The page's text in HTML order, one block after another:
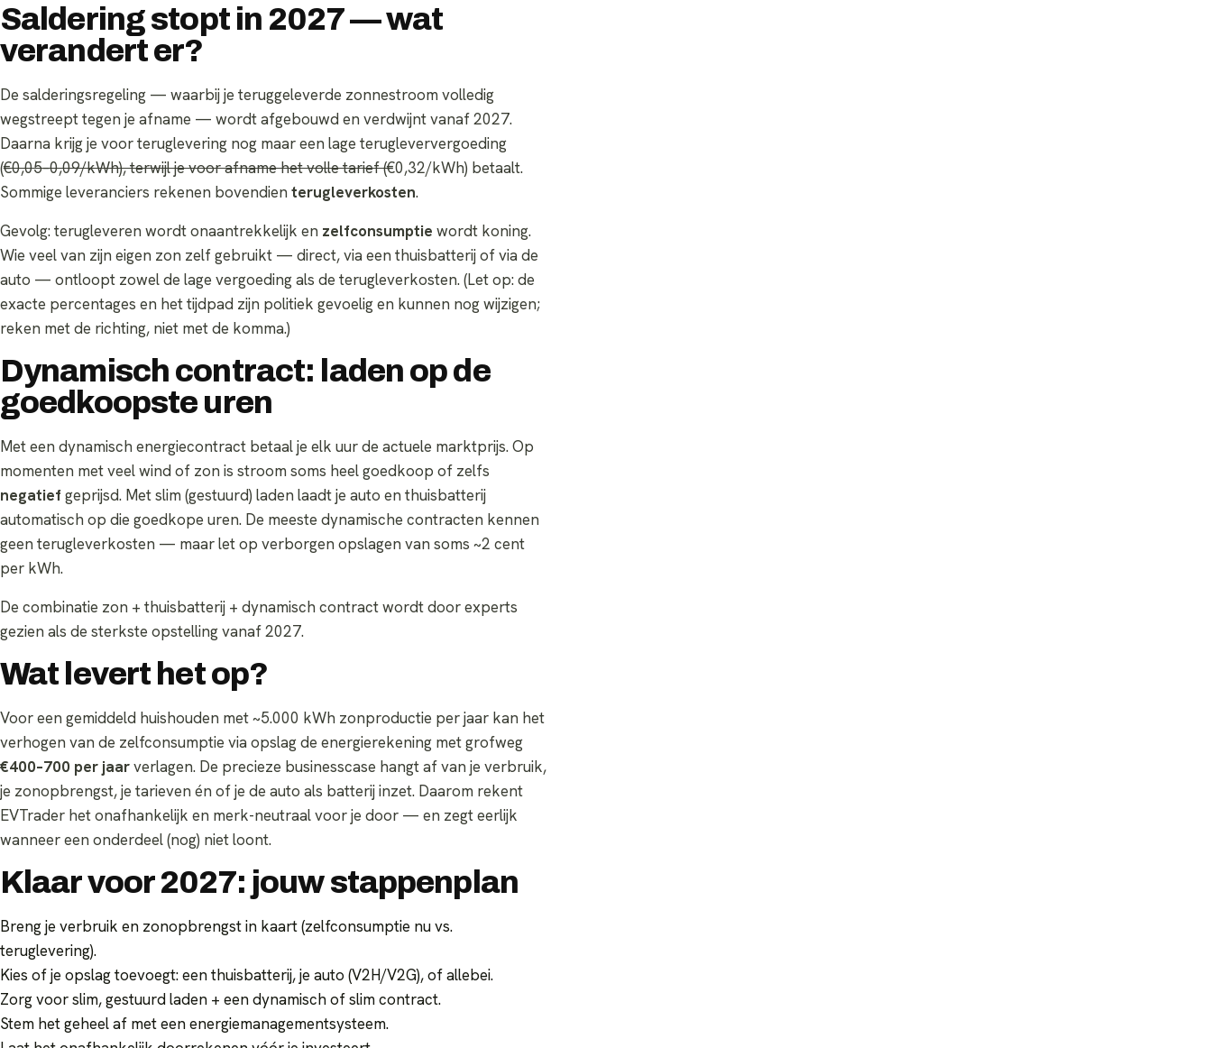
Saldering stopt in 2027 — wat
verandert er?
De salderingsregeling — waarbij je teruggeleverde zonnestroom volledig
wegstreept tegen je afname — wordt afgebouwd en verdwijnt vanaf 2027.
Daarna krijg je voor teruglevering nog maar een lage terugleververgoeding
(€0,05–0,09/kWh), terwijl je voor afname het volle tarief (€0,32/kWh) betaalt.
Sommige leveranciers rekenen bovendien terugleverkosten.
Gevolg: terugleveren wordt onaantrekkelijk en zelfconsumptie wordt koning.
Wie veel van zijn eigen zon zelf gebruikt — direct, via een thuisbatterij of via de
auto — ontloopt zowel de lage vergoeding als de terugleverkosten. (Let op: de
exacte percentages en het tijdpad zijn politiek gevoelig en kunnen nog wijzigen;
reken met de richting, niet met de komma.)
Dynamisch contract: laden op de
goedkoopste uren
Met een dynamisch energiecontract betaal je elk uur de actuele marktprijs. Op
momenten met veel wind of zon is stroom soms heel goedkoop of zelfs
negatiefgeprijsd. Met slim (gestuurd) laden laadt je auto en thuisbatterij
automatisch op die goedkope uren. De meeste dynamische contracten kennen
geen terugleverkosten — maar let op verborgen opslagen van soms ~2 cent
per kWh.
De combinatie zon + thuisbatterij + dynamisch contract wordt door experts
gezien als de sterkste opstelling vanaf 2027.
Wat levert het op?
Voor een gemiddeld huishouden met ~5.000 kWh zonproductie per jaar kan het
verhogen van de zelfconsumptie via opslag de energierekening met grofweg
€400–700 per jaarverlagen. De precieze businesscase hangt af van je verbruik,
je zonopbrengst, je tarieven én of je de auto als batterij inzet. Daarom rekent
EVTrader het onafhankelijk en merk-neutraal voor je door — en zegt eerlijk
wanneer een onderdeel (nog) niet loont.
Klaar voor 2027: jouw stappenplan
Breng je verbruik en zonopbrengst in kaart (zelfconsumptie nu vs.
teruglevering).
Kies of je opslag toevoegt: een thuisbatterij, je auto (V2H/V2G), of allebei.
Zorg voor slim, gestuurd laden + een dynamisch of slim contract.
Stem het geheel af met een energiemanagementsysteem.